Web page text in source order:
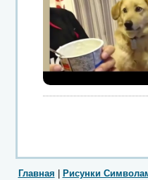
Главная Рисунки